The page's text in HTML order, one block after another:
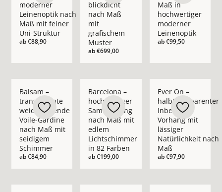
moderner
Leinenoptik nach
Maß mit feiner
Uni-Struktur
ab€88,90
blickdicht
nach Maß
mit
grafischem
Muster
ab€699,00
Maß in
hochwertiger
moderner
Leinenoptik
ab€99,50
Balsam –
transparente
weichfließende
Voile-Gardine
nach Maß mit
seidigem
Schimmer
ab€84,90
Barcelona –
hochwertiger
Samtvorhang
nach Maß mit
edlem
Lichtschimmer
in 82 Farben
ab€199,00
Ever On –
halbtransparenter
Inbetween
Vorhang mit
lässiger
Natürlichkeit nach
Maß
ab€97,90